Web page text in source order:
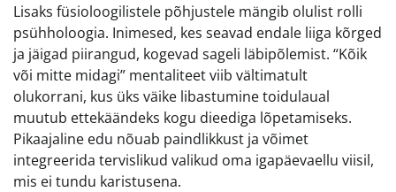
Lisaks füsioloogilistele põhjustele mängib olulist rolli
psühholoogia. Inimesed, kes seavad endale liiga kõrged
ja jäigad piirangud, kogevad sageli läbipõlemist. “Kõik
või mitte midagi” mentaliteet viib vältimatult
olukorrani, kus üks väike libastumine toidulaual
muutub ettekäändeks kogu dieediga lõpetamiseks.
Pikaajaline edu nõuab paindlikkust ja võimet
integreerida tervislikud valikud oma igapäevaellu viisil,
mis ei tundu karistusena.